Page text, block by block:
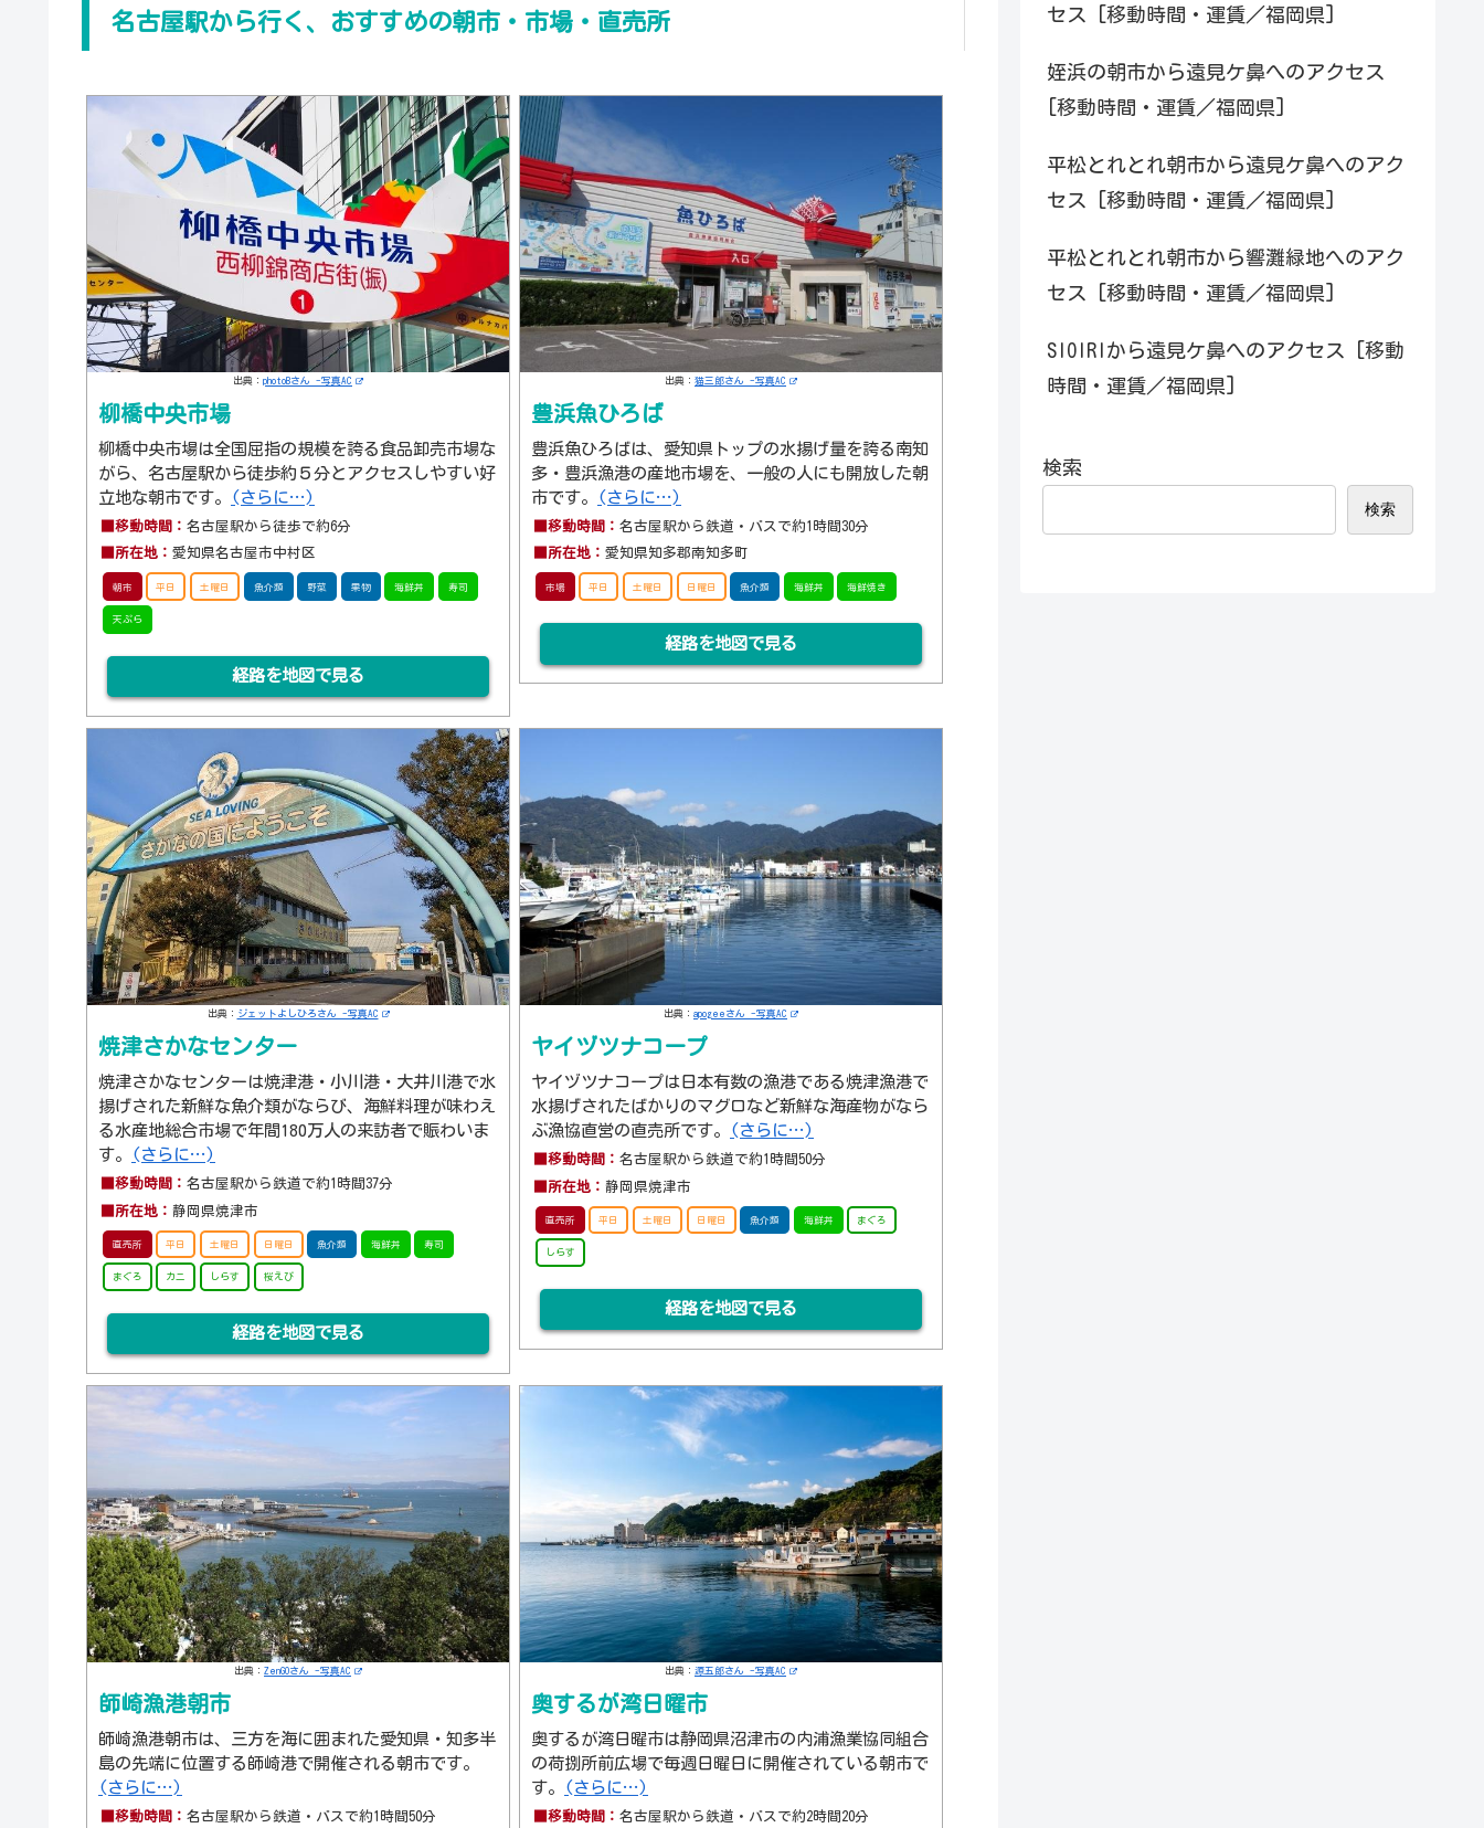
名古屋駅から行く、おすすめの朝市・市場・直売所
出典： photoBさん -写真AC
柳橋中央市場
柳橋中央市場は全国屈指の規模を誇る食品卸売市場な
がら、名古屋駅から徒歩約５分とアクセスしやすい好
立地な朝市です。
(さらに…)
■移動時間： 名古屋駅から徒歩で約6分
■所在地： 愛知県名古屋市中村区
朝市 平日 土曜日 魚介類 野菜 果物 海鮮丼 寿司
天ぷら
経路を地図で見る
出典： 猫三郎さん -写真AC
豊浜魚ひろば
豊浜魚ひろばは、愛知県トップの水揚げ量を誇る南知
多・豊浜漁港の産地市場を、一般の人にも開放した朝
市です。
(さらに…)
■移動時間： 名古屋駅から鉄道・バスで約1時間30分
■所在地： 愛知県知多郡南知多町
市場 平日 土曜日 日曜日 魚介類 海鮮丼 海鮮焼き
経路を地図で見る
出典： ジェットよしひろさん -写真AC
焼津さかなセンター
焼津さかなセンターは焼津港・小川港・大井川港で水
揚げされた新鮮な魚介類がならび、海鮮料理が味わえ
る水産地総合市場で年間180万人の来訪者で賑わいま
す。
(さらに…)
■移動時間： 名古屋駅から鉄道で約1時間37分
■所在地： 静岡県焼津市
直売所 平日 土曜日 日曜日 魚介類 海鮮丼 寿司
まぐろ カニ しらす 桜えび
経路を地図で見る
出典： apogeeさん -写真AC
ヤイヅツナコープ
ヤイヅツナコープは日本有数の漁港である焼津漁港で
水揚げされたばかりのマグロなど新鮮な海産物がなら
ぶ漁協直営の直売所です。
(さらに…)
■移動時間： 名古屋駅から鉄道で約1時間50分
■所在地： 静岡県焼津市
直売所 平日 土曜日 日曜日 魚介類 海鮮丼 まぐろ
しらす
経路を地図で見る
出典： ZenGOさん -写真AC
師崎漁港朝市
師崎漁港朝市は、三方を海に囲まれた愛知県・知多半
島の先端に位置する師崎港で開催される朝市です。
(さらに…)
■移動時間： 名古屋駅から鉄道・バスで約1時間50分
出典： 源五郎さん -写真AC
奥するが湾日曜市
奥するが湾日曜市は静岡県沼津市の内浦漁業協同組合
の荷捌所前広場で毎週日曜日に開催されている朝市で
す。
(さらに…)
■移動時間： 名古屋駅から鉄道・バスで約2時間20分
セス [移動時間・運賃／福岡県]
姪浜の朝市から遠見ケ鼻へのアクセス
[移動時間・運賃／福岡県]
平松とれとれ朝市から遠見ケ鼻へのアク
セス [移動時間・運賃／福岡県]
平松とれとれ朝市から響灘緑地へのアク
セス [移動時間・運賃／福岡県]
SIOIRIから遠見ケ鼻へのアクセス [移動
時間・運賃／福岡県]
検索
検索